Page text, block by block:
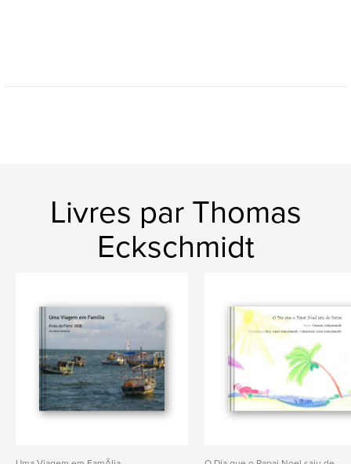
Livres par Thomas
Eckschmidt